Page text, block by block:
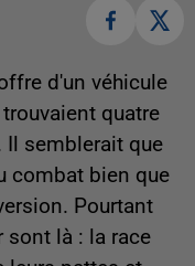
d'un véhicule
quatre
Il semblerait que
combat bien que
Pourtant
sont là : la race